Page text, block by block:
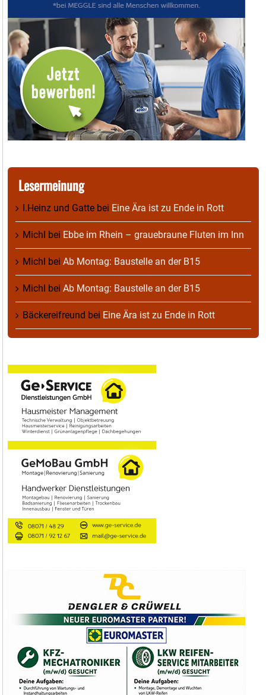
Lesermeinung
I.Heinz und Gatte bei Eine Ära ist zu Ende in Rott
Michl bei Ebbe im Rhein – grauebraune Fluten im Inn
Michl bei Ab Montag: Baustelle an der B15
Michl bei Ab Montag: Baustelle an der B15
Bäckereifreund bei Eine Ära ist zu Ende in Rott